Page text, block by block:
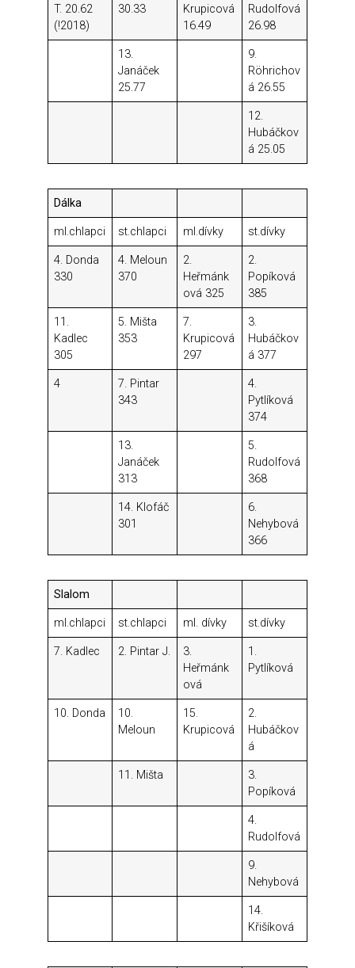
T. 20.62
(!2018)
30.33
Krupicová
16.49
Rudolfová
26.98
13.
Janáček
25.77
9.
Röhrichov
á 26.55
12.
Hubáčkov
á 25.05
Dálka
ml.chlapci st.chlapci ml.dívky st.dívky
4. Donda
330
4. Meloun
370
2.
Heřmánk
ová 325
2.
Popíková
385
11.
Kadlec
305
5. Mišta
353
7.
Krupicová
297
3.
Hubáčkov
á 377
4
7. Pintar
343
4.
Pytlíková
374
13.
Janáček
313
5.
Rudolfová
368
14. Klofáč
301
6.
Nehybová
366
Slalom
ml.chlapci st.chlapci ml. dívky st.dívky
7. Kadlec 2. Pintar J.
3.
Heřmánk
ová
1.
Pytlíková
10. Donda
10.
Meloun
15.
Krupicová
2.
Hubáčkov
á
11. Mišta
3.
Popíková
4.
Rudolfová
9.
Nehybová
14.
Křišíková